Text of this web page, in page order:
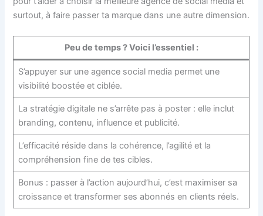
surtout, à faire passer ta marque dans une autre dimension.
Peu de temps ? Voici l’essentiel :
S’appuyer sur une agence social media permet une
visibilité boostée et ciblée.
La stratégie digitale ne s’arrête pas à poster : elle inclut
branding, contenu, influence et publicité.
L’efficacité réside dans la cohérence, l’agilité et la
compréhension fine de tes cibles.
Bonus : passer à l’action aujourd’hui, c’est maximiser sa
croissance et transformer ses abonnés en clients réels.